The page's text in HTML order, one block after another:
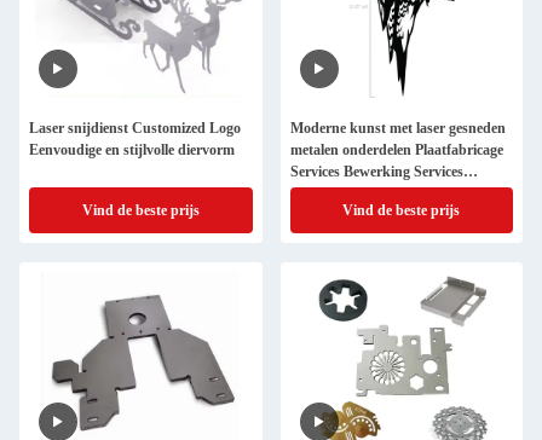
Laser snijdienst Customized Logo
Eenvoudige en stijlvolle diervorm
Vind de beste prijs
Moderne kunst met laser gesneden
metalen onderdelen Plaatfabricage
Services Bewerking Services
Vogelstijl
Vind de beste prijs